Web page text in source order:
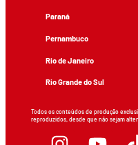
Paraná
Pernambuco
Rio de Janeiro
Rio Grande do Sul
Todos os conteúdos de produção
reproduzidos, desde que não sejam